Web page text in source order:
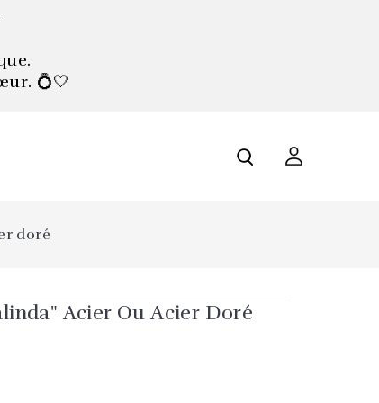
💍🤍
doré
Acier Ou Acier Doré